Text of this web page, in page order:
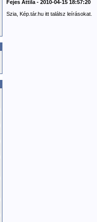
Fejes Attila - 2010-04-15 18:57:20
Szia, Kép.tár.hu itt találsz leírásokat.